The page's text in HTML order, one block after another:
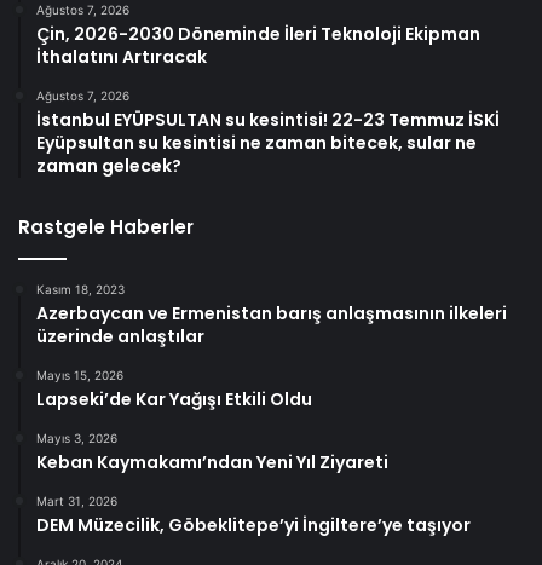
Ağustos 7, 2026
Çin, 2026-2030 Döneminde İleri Teknoloji Ekipman
İthalatını Artıracak
Ağustos 7, 2026
İstanbul EYÜPSULTAN su kesintisi! 22-23 Temmuz İSKİ
Eyüpsultan su kesintisi ne zaman bitecek, sular ne
zaman gelecek?
Rastgele Haberler
Kasım 18, 2023
Azerbaycan ve Ermenistan barış anlaşmasının ilkeleri
üzerinde anlaştılar
Mayıs 15, 2026
Lapseki’de Kar Yağışı Etkili Oldu
Mayıs 3, 2026
Keban Kaymakamı’ndan Yeni Yıl Ziyareti
Mart 31, 2026
DEM Müzecilik, Göbeklitepe’yi İngiltere’ye taşıyor